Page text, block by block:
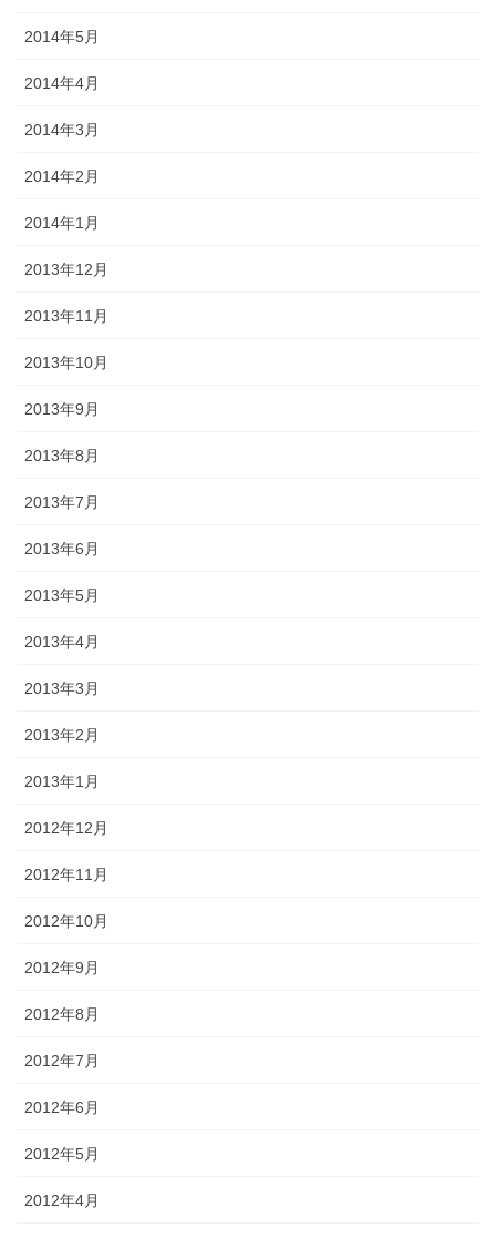
2014年5月
2014年4月
2014年3月
2014年2月
2014年1月
2013年12月
2013年11月
2013年10月
2013年9月
2013年8月
2013年7月
2013年6月
2013年5月
2013年4月
2013年3月
2013年2月
2013年1月
2012年12月
2012年11月
2012年10月
2012年9月
2012年8月
2012年7月
2012年6月
2012年5月
2012年4月